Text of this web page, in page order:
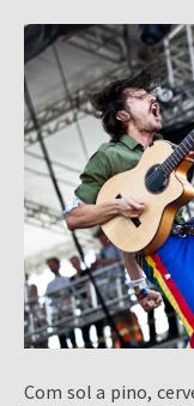
Com sol a pino,